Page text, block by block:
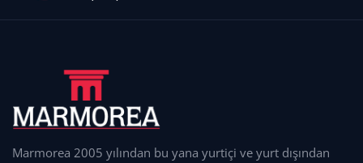
Marmorea 2005 yılından bu yana yurtiçi ve yurt dışından